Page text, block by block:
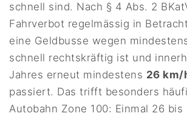
schnell sind. Nach § 4 Abs. 2
Fahrverbot regelmässig in
eine Geldbusse wegen
schnell rechtskräftig ist und
Jahres erneut mindestens 26 km/
passiert. Das trifft besonders
Autobahn Zone 100: Einmal 26